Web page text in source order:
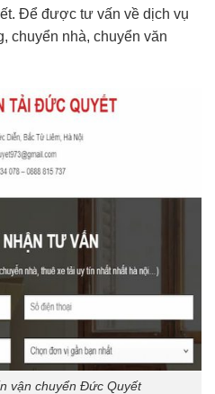
Để được tư vấn về dịch vụ
chuyển nhà, chuyển văn
vận chuyển Đức Quyết